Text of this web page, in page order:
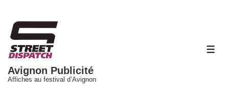
passer
contenu
Avignon Publicité
Affiches au festival d’Avignon